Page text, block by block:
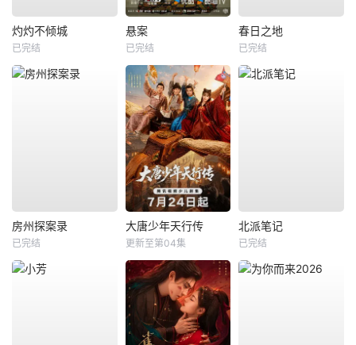
灼灼不倾城
已完结
悬案
已完结
春日之地
已完结
房州探案录
已完结
大唐少年天行传
更新至第04集
北派笔记
已完结